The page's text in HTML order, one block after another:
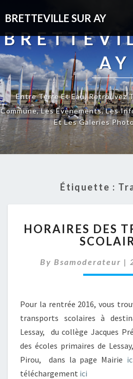
BRETTEVILLE SUR AY
AY
Entre Terre Et Eau, Retrouvez
Commune, Les Évènements, Les
Et Les Galeries
Étiquette :
DES
HORAIRES DES
By Bsamoderateur |
Pour la rentrée 2016, vous
transports scolaires à
Lessay, du collège Jacques
des écoles primaires de
Pirou, dans la page Mairie
téléchargement ici